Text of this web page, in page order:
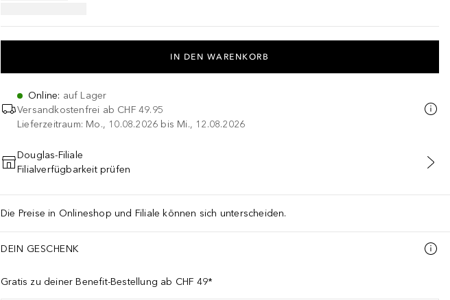
IN DEN WARENKORB
Online: auf Lager
Versandkostenfrei ab CHF 49.95
Lieferzeitraum: Mo., 10.08.2026 bis Mi., 12.08.2026
Douglas-Filiale
Filialverfügbarkeit prüfen
Die Preise in Onlineshop und Filiale können sich unterscheiden.
DEIN GESCHENK
Gratis zu deiner Benefit-Bestellung ab CHF 49*